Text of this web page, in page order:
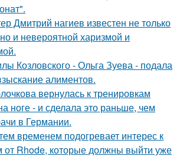
Дмитрий нагиев известен не только
и невероятной харизмой и
Козловского - Ольга Зуева - подала
алиментов.
вернулась к тренировкам
ноге - и сделала это раньше, чем
в Германии.
временем подогревает интерес к
от Rhode, которые должны выйти уже